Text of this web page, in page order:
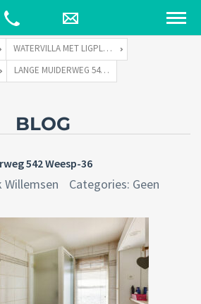
WATERVILLA MET LIGPLAATS
LANGE MUIDERWEG 542 WEESP-36
BLOG
542 Weesp-36
Willemsen Categories: Geen